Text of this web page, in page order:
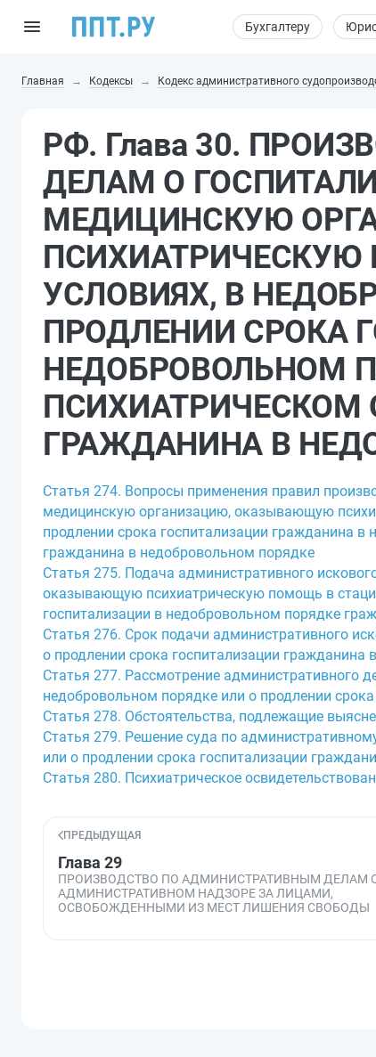
Бухгалтеру
Главная Кодексы Кодекс административного
РФ. Глава 30.
ДЕЛАМ О
МЕДИЦИНСКУЮ
УСЛОВИЯХ, В
ПРОДЛЕНИИ СРОКА
НЕДОБРОВОЛЬНОМ
ПСИХИАТРИЧЕСКОМ
ГРАЖДАНИНА В
Статья 274. Вопросы применения правил
медицинскую организацию, оказывающую
продлении срока госпитализации гражданина
гражданина в недобровольном порядке
Статья 275. Подача административного
оказывающую психиатрическую помощь в
госпитализации в недобровольном порядке
Статья 276. Срок подачи административного
о продлении срока госпитализации гражданина
Статья 277. Рассмотрение административного
недобровольном порядке или о продлении
Статья 278. Обстоятельства, подлежащие
Статья 279. Решение суда по
или о продлении срока госпитализации
Статья 280. Психиатрическое
ПРЕДЫДУЩАЯ
Глава 29
ПРОИЗВОДСТВО ПО АДМИНИСТРАТИВНЫМ ДЕЛАМ
АДМИНИСТРАТИВНОМ НАДЗОРЕ ЗА ЛИЦАМИ,
ОСВОБОЖДЕННЫМИ ИЗ МЕСТ ЛИШЕНИЯ СВОБОДЫ